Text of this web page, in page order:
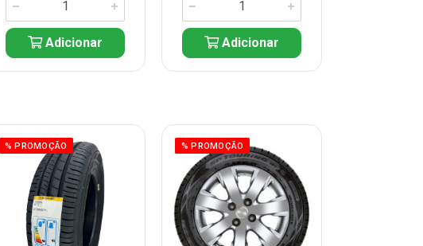
Adicionar Adicionar
% PROMOÇÃO % PROMOÇÃO